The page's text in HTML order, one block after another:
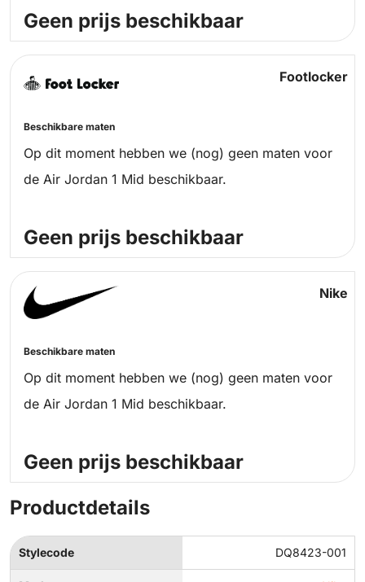
Geen prijs beschikbaar
Footlocker
Beschikbare maten
Op dit moment hebben we (nog) geen maten voor
de Air Jordan 1 Mid beschikbaar.
Geen prijs beschikbaar
Nike
Beschikbare maten
Op dit moment hebben we (nog) geen maten voor
de Air Jordan 1 Mid beschikbaar.
Geen prijs beschikbaar
Productdetails
Stylecode DQ8423-001